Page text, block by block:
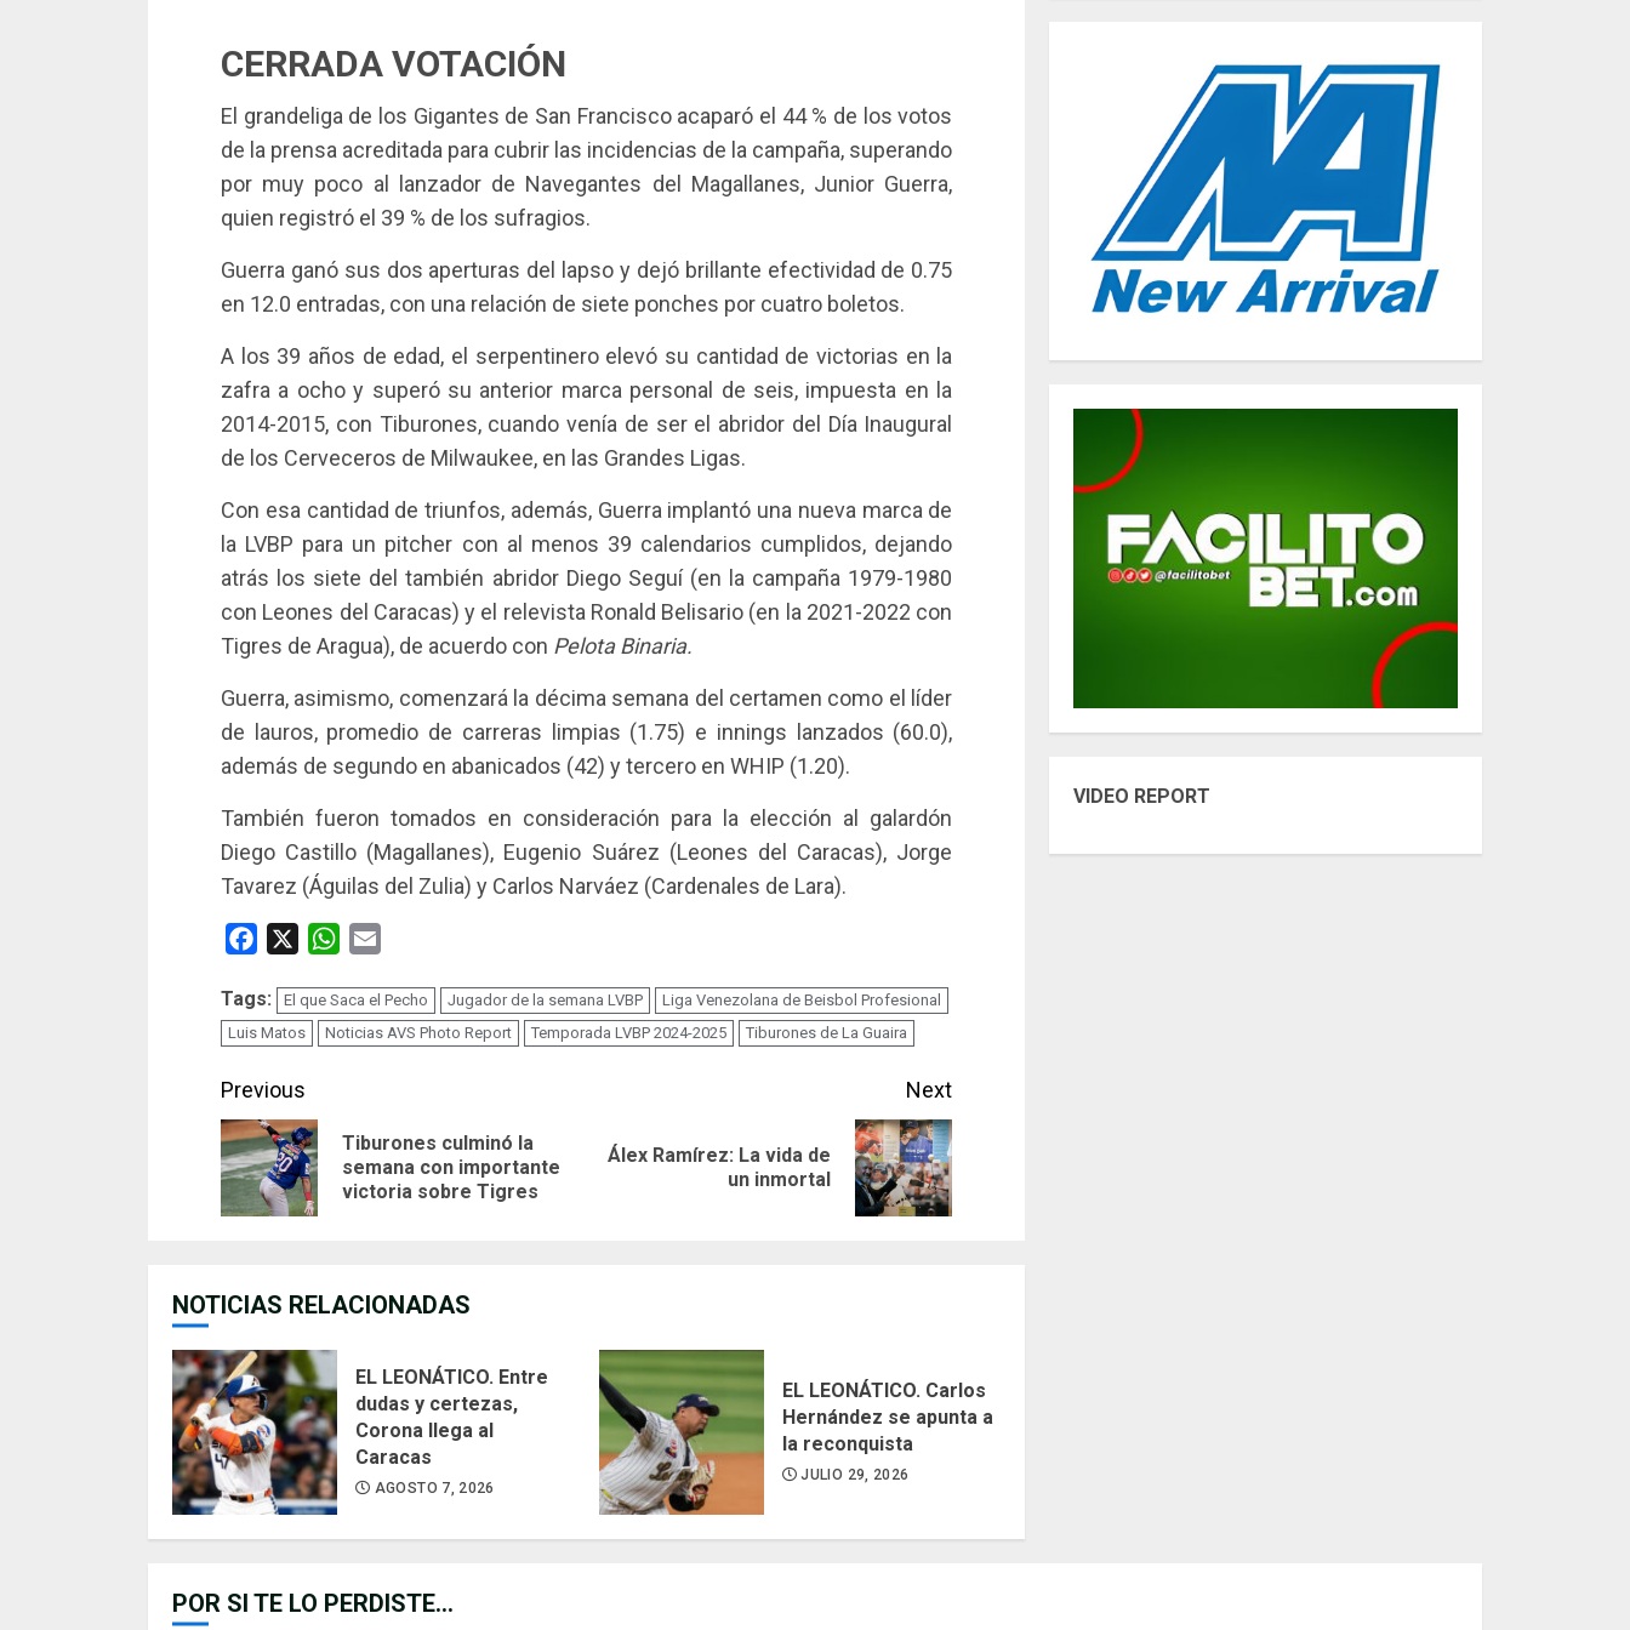
CERRADA VOTACIÓN
El grandeliga de los Gigantes de San Francisco acaparó el 44 % de los votos
de la prensa acreditada para cubrir las incidencias de la campaña, superando
por muy poco al lanzador de Navegantes del Magallanes, Junior Guerra,
quien registró el 39 % de los sufragios.
Guerra ganó sus dos aperturas del lapso y dejó brillante efectividad de 0.75
en 12.0 entradas, con una relación de siete ponches por cuatro boletos.
A los 39 años de edad, el serpentinero elevó su cantidad de victorias en la
zafra a ocho y superó su anterior marca personal de seis, impuesta en la
2014-2015, con Tiburones, cuando venía de ser el abridor del Día Inaugural
de los Cerveceros de Milwaukee, en las Grandes Ligas.
Con esa cantidad de triunfos, además, Guerra implantó una nueva marca de
la LVBP para un pitcher con al menos 39 calendarios cumplidos, dejando
atrás los siete del también abridor Diego Seguí (en la campaña 1979-1980
con Leones del Caracas) y el relevista Ronald Belisario (en la 2021-2022 con
Tigres de Aragua), de acuerdo con Pelota Binaria.
Guerra, asimismo, comenzará la décima semana del certamen como el líder
de lauros, promedio de carreras limpias (1.75) e innings lanzados (60.0),
además de segundo en abanicados (42) y tercero en WHIP (1.20).
También fueron tomados en consideración para la elección al galardón
Diego Castillo (Magallanes), Eugenio Suárez (Leones del Caracas), Jorge
Tavarez (Águilas del Zulia) y Carlos Narváez (Cardenales de Lara).
Facebook WhatsApp
Tags: El que Saca el Pecho Jugador de la semana LVBP
Liga Venezolana de Beisbol Profesional
Luis Matos
Noticias AVS Photo Report Temporada LVBP 2024-2025 Tiburones de La Guaira
Continue
Reading
Previous
Previous
Tiburones culminó la
semana con importante
victoria sobre Tigres
Next
Next
Álex Ramírez: La vida de
un inmortal
NOTICIAS RELACIONADAS
EL LEONÁTICO. Entre
dudas y certezas,
Corona llega al
Caracas
AGOSTO 7, 2026
EL LEONÁTICO. Carlos
Hernández se apunta a
la reconquista
JULIO 29, 2026
VIDEO REPORT
POR SI TE LO PERDISTE...